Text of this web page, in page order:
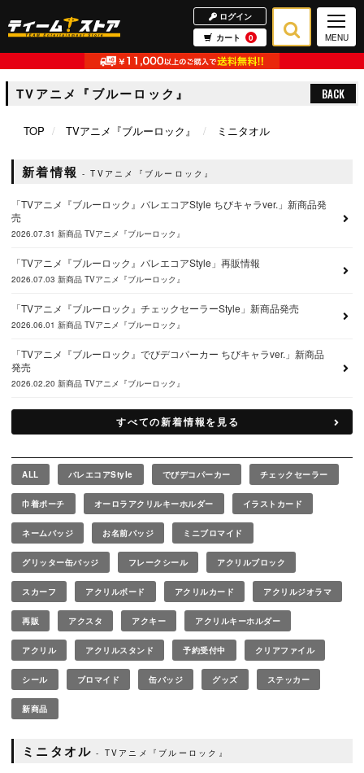
ログイン
カート
0 MENU
TVアニメ『ブルーロック』 BACK
TOP TVアニメ『ブルーロック』 ミニタオル
新着情報 TVアニメ『ブルーロック』
「TVアニメ『ブルーロック』バレエコアStyle ちびキャラver.」新商品発
売
2026.07.31 新商品 TVアニメ『ブルーロック』
「TVアニメ『ブルーロック』バレエコアStyle」再販情報
2026.07.03 新商品 TVアニメ『ブルーロック』
「TVアニメ『ブルーロック』チェックセーラーStyle」新商品発売
2026.06.01 新商品 TVアニメ『ブルーロック』
「TVアニメ『ブルーロック』でびデコパーカー ちびキャラver.」新商品
発売
2026.02.20 新商品 TVアニメ『ブルーロック』
すべての新着情報を見る
ALL バレエコアStyle でびデコパーカー チェックセーラー
巾着ポーチ オーロラアクリルキーホルダー イラストカード
ネームバッジ お名前バッジ ミニブロマイド
グリッター缶バッジ フレークシール アクリルブロック
スカーフ アクリルボード アクリルカード アクリルジオラマ
再販 アクスタ アクキー アクリルキーホルダー
アクリル アクリルスタンド 予約受付中 クリアファイル
シール ブロマイド 缶バッジ グッズ ステッカー
新商品
ミニタオル TVアニメ『ブルーロック』